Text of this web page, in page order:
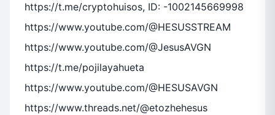
https://t.me/cryptohuisos, ID: -1002145669998
https://www.youtube.com/@HESUSSTREAM
https://www.youtube.com/@JesusAVGN
https://t.me/pojilayahueta
https://www.youtube.com/@HESUSAVGN
https://www.threads.net/@etozhehesus